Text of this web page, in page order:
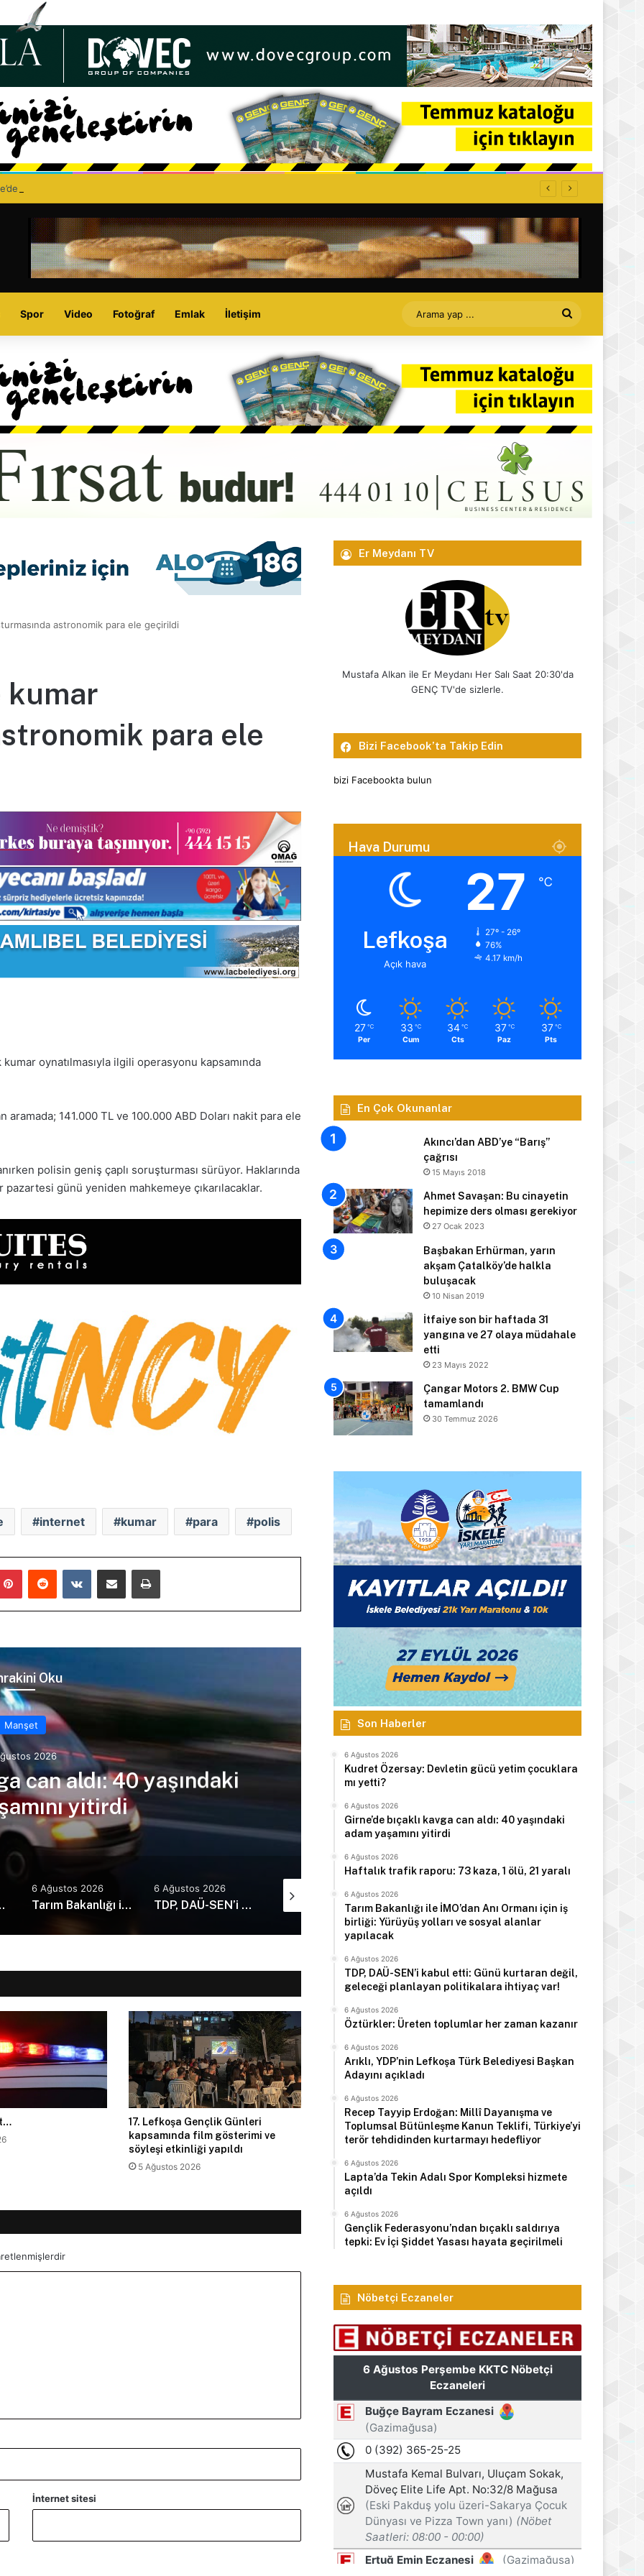
bıçaklı kavga can aldı: 40 yaşındaki adam yaşamını yitirdi
Spor Video Fotoğraf Emlak İletişim
Arama
yap
...
astronomik para ele geçirildi
kumar
para ele
oynatılmasıyla ilgili operasyonu kapsamında
141.000 TL ve 100.000 ABD Doları nakit para ele
polisin geniş çaplı soruşturması sürüyor. Haklarında
günü yeniden mahkemeye çıkarılacaklar.
internet kumar para polis
PinterestReddit VKontakteE-Posta ile paylaş Yazdır
Oku
Manşet
2026
can aldı: 40 yaşındaki
yitirdi
Manşet
6 Ağustos 2026
Haftalık trafik raporu: 73
21 yaralı
6 Ağustos 2026
Tarım Bakanlığı ile İMO’dan Anı Ormanı için iş birliği: Yürüyüş yolları ve sosyal alanlar yapılacak
6 Ağustos 2026
TDP, DAÜ-SEN’i kabul etti: Günü kurtaran değil, geleceği planlayan politikalara ihtiyaç var! Öztürkler: Üreten toplumlar her zaman kazanır Arıklı, YDP’nin Lefkoşa Türk Belediyesi Başkan Adayını açıkladı
17. Lefkoşa Gençlik Günleri
kapsamında film gösterimi ve
söyleşi etkinliği yapıldı
5 Ağustos 2026
İnternet sitesi
Er Meydanı TV
Mustafa Alkan ile Er Meydanı Her Salı Saat 20:30'da
GENÇ TV'de sizlerle.
Bizi Facebook’ta Takip Edin
bizi Facebookta bulun
Hava Durumu
Lefkoşa
Açık hava
27 ℃
27º - 26º
76%
4.17 km/h
27 ℃
Per
33 ℃
Cum
34 ℃
Cts
37 ℃
Paz
37 ℃
Pts
En Çok Okunanlar
Akıncı’dan ABD’ye “Barış”
çağrısı
15 Mayıs 2018
Ahmet Savaşan: Bu cinayetin
hepimize ders olması gerekiyor
27 Ocak 2023
Başbakan Erhürman, yarın
akşam Çatalköy’de halkla
buluşacak
10 Nisan 2019
İtfaiye son bir haftada 31
yangına ve 27 olaya müdahale
etti
23 Mayıs 2022
Çangar Motors 2. BMW Cup
tamamlandı
30 Temmuz 2026
Son Haberler
6 Ağustos 2026
Kudret Özersay: Devletin gücü yetim çocuklara
mı yetti?
6 Ağustos 2026
Girne’de bıçaklı kavga can aldı: 40 yaşındaki
adam yaşamını yitirdi
6 Ağustos 2026
Haftalık trafik raporu: 73 kaza, 1 ölü, 21 yaralı
6 Ağustos 2026
Tarım Bakanlığı ile İMO’dan Anı Ormanı için iş
birliği: Yürüyüş yolları ve sosyal alanlar
yapılacak
6 Ağustos 2026
TDP, DAÜ-SEN’i kabul etti: Günü kurtaran değil,
geleceği planlayan politikalara ihtiyaç var!
6 Ağustos 2026
Öztürkler: Üreten toplumlar her zaman kazanır
6 Ağustos 2026
Arıklı, YDP’nin Lefkoşa Türk Belediyesi Başkan
Adayını açıkladı
6 Ağustos 2026
Recep Tayyip Erdoğan: Millî Dayanışma ve
Toplumsal Bütünleşme Kanun Teklifi, Türkiye’yi
terör tehdidinden kurtarmayı hedefliyor
6 Ağustos 2026
Lapta’da Tekin Adalı Spor Kompleksi hizmete
açıldı
6 Ağustos 2026
Gençlik Federasyonu’ndan bıçaklı saldırıya
tepki: Ev İçi Şiddet Yasası hayata geçirilmeli
Nöbetçi Eczaneler